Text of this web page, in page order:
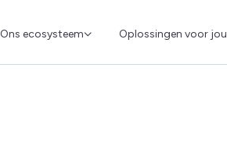
Ons ecosysteem Oplossingen voor jou